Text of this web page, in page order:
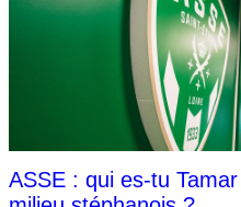
ASSE : qui es-tu